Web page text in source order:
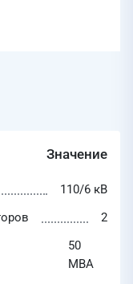
Значение
110/6 кВ
2
50
МВА